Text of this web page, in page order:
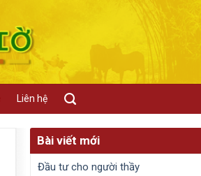
Liên hệ
Bài viết mới
Đầu tư cho người thầy